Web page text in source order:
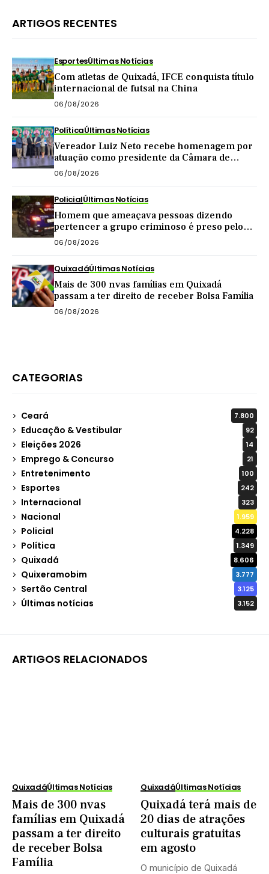
ARTIGOS RECENTES
EsportesÚltimas Notícias
Com atletas de Quixadá, IFCE conquista título
internacional de futsal na China
06/08/2026
PolíticaÚltimas Notícias
Vereador Luiz Neto recebe homenagem por
atuação como presidente da Câmara de
Quixadá
06/08/2026
PolicialÚltimas Notícias
Homem que ameaçava pessoas dizendo
pertencer a grupo criminoso é preso pelo
BPRaio em Quixeramobim
06/08/2026
QuixadáÚltimas Notícias
Mais de 300 nvas famílias em Quixadá
passam a ter direito de receber Bolsa Família
06/08/2026
CATEGORIAS
Ceará 7.800
Educação & Vestibular 92
Eleições 2026 14
Emprego & Concurso 21
Entretenimento 100
Esportes 242
Internacional 323
Nacional 1.959
Policial 4.228
Política 1.349
Quixadá 8.606
Quixeramobim 3.777
Sertão Central 3.125
Últimas notícias 3.152
ARTIGOS RELACIONADOS
QuixadáÚltimas Notícias
Mais de 300 nvas
famílias em Quixadá
passam a ter direito
de receber Bolsa
Família
QuixadáÚltimas Notícias
Quixadá terá mais de
20 dias de atrações
culturais gratuitas
em agosto
O município de Quixadá